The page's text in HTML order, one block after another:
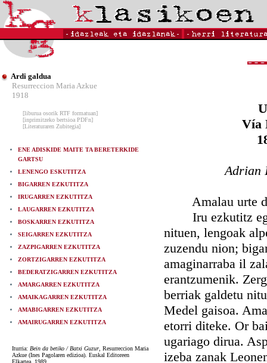
Ardi galdua
Resurreccion Maria Azkue
1918
[liburua osorik RTF formatuan]
[inprimitzeko bertsioa PDFn]
[Literaturaren Zubitegia]
ENE ADISKIDE MAITE TA BERETERKIDE
GARTSU
LENENGO ESKUTITZA
BIGARREN EZKUTITZA
IRUGARREN EZKUTITZA
LAUGARREN EZKUTITZA
BOSKARREN EZKUTITZA
SEIGARREN EZKUTITZA
ZAZPIGARREN EZKUTITZA
ZORTZIGARREN EZKUTITZA
BEDERATZIGARREN EZKUTITZA
AMARGARREN EZKUTITZA
AMAIKAGARREN EZKUTITZA
AMABIGARREN EZKUTITZA
AMAIRUGARREN EZKUTITZA
Iturria: Bein da betiko / Batxi Guzur , Resurreccion Maria
Azkue (Ines Pagolaren edizioa). Euskal Editoreen
Elkartea, 1989
Vía
Adrian
Amalau urte
Iru ezkutitz egin
nituen, lengoak
zuzendu nion;
amaginarraba il
erantzumenik.
berriak galdetu
Medel gaisoa.
etorri diteke. Or
ugariago dirua.
izeba zanak